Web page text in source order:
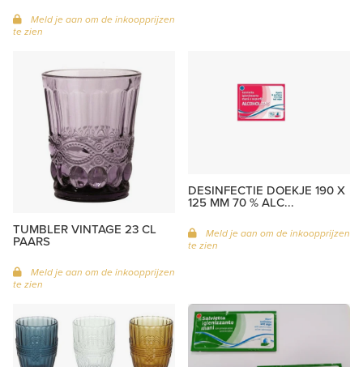
Meld je aan om de inkoopprijzen
te zien
TUMBLER VINTAGE 23 CL
PAARS
Meld je aan om de inkoopprijzen
te zien
DESINFECTIE DOEKJE 190 X
125 MM 70 % ALC...
Meld je aan om de inkoopprijzen
te zien